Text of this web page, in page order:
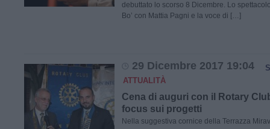
debuttato lo scorso 8 Dicembre. Lo
Bo’ con Mattia Pagni e la voce di […]
29 Dicembre 2017 19:04
ATTUALITÀ
Cena di auguri con il Rotary
focus sui progetti
Nella suggestiva cornice della Terrazza